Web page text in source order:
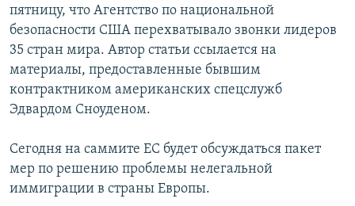
пятницу, что Агентство по национальной
безопасности США перехватывало звонки лидеров
35 стран мира. Автор статьи ссылается на
материалы, предоставленные бывшим
контрактником американских спецслужб
Эдвардом Сноуденом.
Сегодня на саммите ЕС будет обсуждаться пакет
мер по решению проблемы нелегальной
иммиграции в страны Европы.